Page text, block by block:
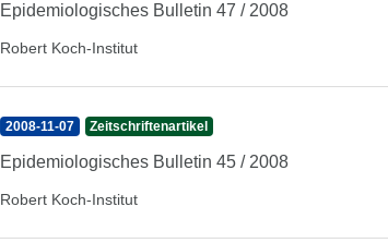
Epidemiologisches Bulletin 47 / 2008
Robert Koch-Institut
2008-11-07 Zeitschriftenartikel
Epidemiologisches Bulletin 45 / 2008
Robert Koch-Institut